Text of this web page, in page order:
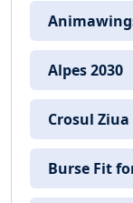
Alpes 2030
Crosul
Burse Fit